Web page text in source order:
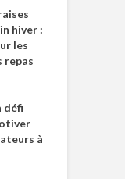
hiver :
les
repas
défi
à